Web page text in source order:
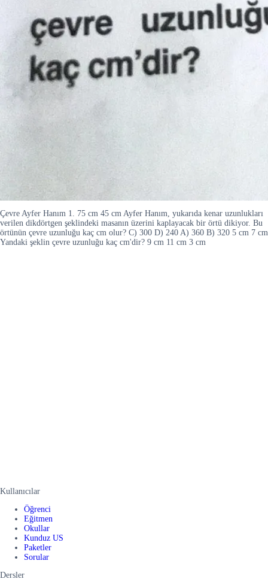
Çevre Ayfer Hanım 1. 75 cm 45 cm Ayfer Hanım, yukarıda kenar uzunlukları
verilen dikdörtgen şeklindeki masanın üzerini kaplayacak bir örtü dikiyor. Bu
örtünün çevre uzunluğu kaç cm olur? C) 300 D) 240 A) 360 B) 320 5 cm 7 cm
Yandaki şeklin çevre uzunluğu kaç cm'dir? 9 cm 11 cm 3 cm
Kullanıcılar
Öğrenci
Eğitmen
Okullar
Kunduz US
Paketler
Sorular
Dersler